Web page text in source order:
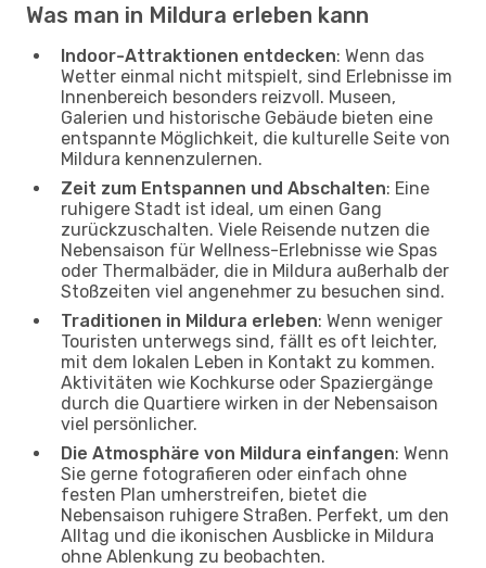
Was man in Mildura erleben kann
Indoor-Attraktionen entdecken: Wenn das
Wetter einmal nicht mitspielt, sind Erlebnisse im
Innenbereich besonders reizvoll. Museen,
Galerien und historische Gebäude bieten eine
entspannte Möglichkeit, die kulturelle Seite von
Mildura kennenzulernen.
Zeit zum Entspannen und Abschalten: Eine
ruhigere Stadt ist ideal, um einen Gang
zurückzuschalten. Viele Reisende nutzen die
Nebensaison für Wellness-Erlebnisse wie Spas
oder Thermalbäder, die in Mildura außerhalb der
Stoßzeiten viel angenehmer zu besuchen sind.
Traditionen in Mildura erleben: Wenn weniger
Touristen unterwegs sind, fällt es oft leichter,
mit dem lokalen Leben in Kontakt zu kommen.
Aktivitäten wie Kochkurse oder Spaziergänge
durch die Quartiere wirken in der Nebensaison
viel persönlicher.
Die Atmosphäre von Mildura einfangen: Wenn
Sie gerne fotografieren oder einfach ohne
festen Plan umherstreifen, bietet die
Nebensaison ruhigere Straßen. Perfekt, um den
Alltag und die ikonischen Ausblicke in Mildura
ohne Ablenkung zu beobachten.